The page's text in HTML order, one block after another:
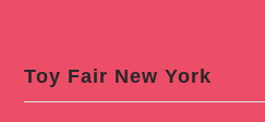
Toy Fair New York